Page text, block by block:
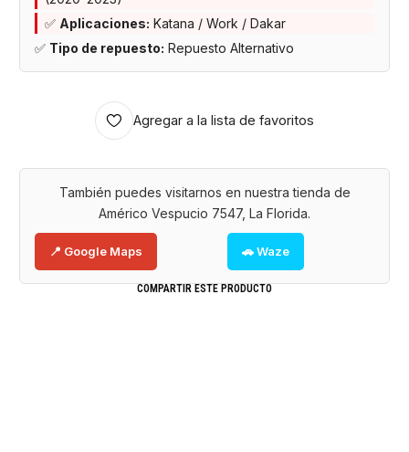
✅ Aplicaciones: Katana / Work / Dakar
✅ Tipo de repuesto: Repuesto Alternativo
Agregar a la lista de favoritos
También puedes visitarnos en nuestra tienda de
Américo Vespucio 7547, La Florida.
📍 Google Maps 🚗 Waze
COMPARTIR ESTE PRODUCTO